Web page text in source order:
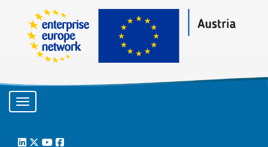
Toggle navigation
LinkedIn
Twitter
Youtube
Facebook